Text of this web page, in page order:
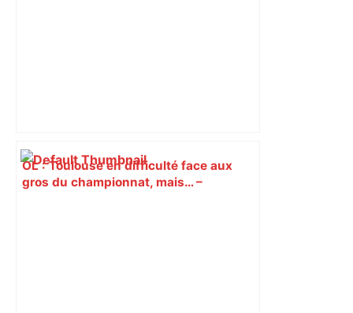
OL : Toulouse en difficulté face aux
gros du championnat, mais… –